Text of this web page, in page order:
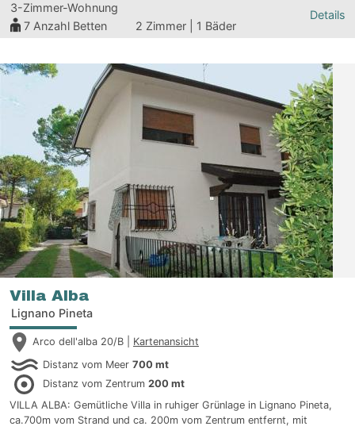
3-Zimmer-Wohnung
7 Anzahl Betten 2 Zimmer | 1 Bäder
Details
Villa Alba
Lignano Pineta
Arco dell'alba 20/B | Kartenansicht
Distanz vom Meer 700 mt
Distanz vom Zentrum 200 mt
VILLA ALBA: Gemütliche Villa in ruhiger Grünlage in Lignano Pineta,
ca.700m vom Strand und ca. 200m vom Zentrum entfernt, mit